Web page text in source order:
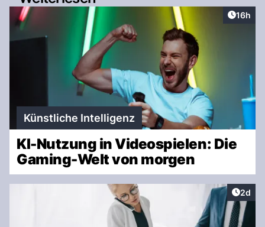
Artikel
16h
Künstliche Intelligenz
KI-Nutzung in Videospielen: Die
Gaming-Welt von morgen
2d